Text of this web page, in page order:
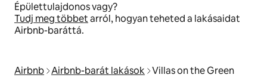
Épülettulajdonos vagy?
Tudj meg többetarról, hogyan teheted a lakásaidat
Airbnb-baráttá.
Airbnb Airbnb-barát lakások Villas on the Green